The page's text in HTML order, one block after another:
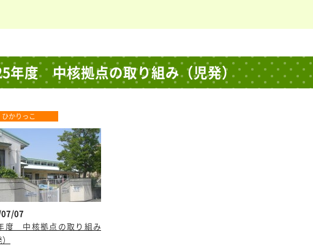
年度 中核拠点の取り組み（児発）
ひかりっこ
07
度 中核拠点の取り組み